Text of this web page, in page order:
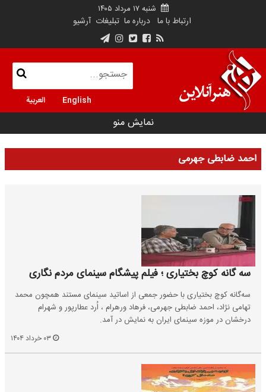
شنبه ۱۷ مرداد ۱۴۰۵
ارتباط با ما درباره ما تبلیغات آرشیو
English العربية
نمایش منو
احمد ضابطی جهرمی
سه گانه کوچ بختیاری ؛ فیلم پیشگام سینمای مردم نگاری
سه‌گانه کوچ بختیاری با حضور جمعی از اساتید سینمای مستند همچون محمد
تهامی نژاد، احمد ضابطی جهرمی، فرهاد ورهرام ، اُرد عطارپور و شهرام
درخشان در موزه‌ سینمای ایران به نمایش در آمد.